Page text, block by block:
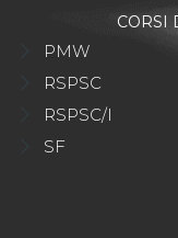
CORSI
PMW
RSPSC
RSPSC/I
SF